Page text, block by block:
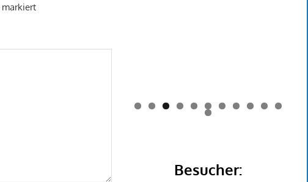
markiert
0 1
2
Besucher: